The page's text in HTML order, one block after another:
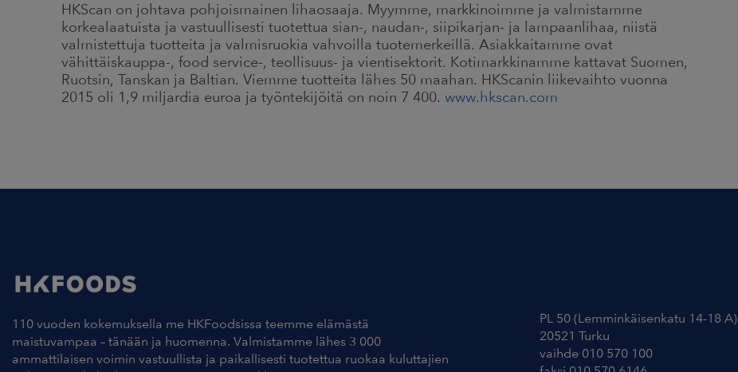
HKScan on johtava pohjoismainen lihaosaaja. Myymme, markkinoimme ja valmistamme
korkealaatuista ja vastuullisesti tuotettua sian-, naudan-, siipikarjan- ja lampaanlihaa, niistä
valmistettuja tuotteita ja valmisruokia vahvoilla tuotemerkeillä. Asiakkaitamme ovat
vähittäiskauppa-, food service-, teollisuus- ja vientisektorit. Kotimarkkinamme kattavat Suomen,
Ruotsin, Tanskan ja Baltian. Viemme tuotteita lähes 50 maahan. HKScanin liikevaihto vuonna
2015 oli 1,9 miljardia euroa ja työntekijöitä on noin 7 400. www.hkscan.com
110 vuoden kokemuksella me HKFoodsissa teemme elämästä
maistuvampaa – tänään ja huomenna. Valmistamme lähes 3 000
ammattilaisen voimin vastuullista ja paikallisesti tuotettua ruokaa kuluttajien
PL 50 (Lemminkäisenkatu 14-18 A)
20521 Turku
vaihde 010 570 100